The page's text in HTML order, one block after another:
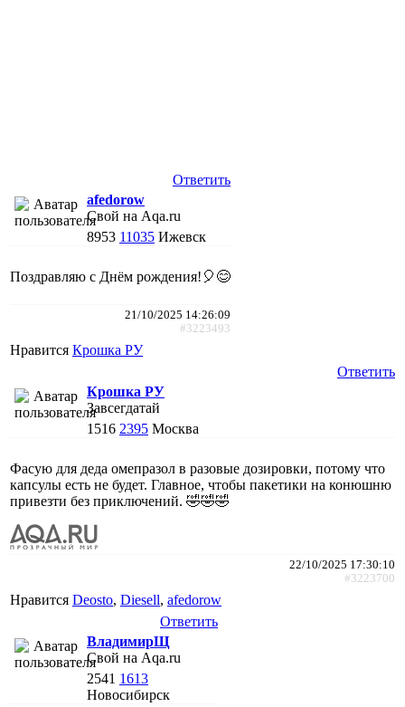
Ответить
afedorow
Свой на Aqa.ru
8953 11035 Ижевск
Поздравляю с Днём рождения!🎈😊
21/10/2025 14:26:09
#3223493
Нравится Крошка РУ
Ответить
Крошка РУ
Завсегдатай
1516 2395 Москва
Фасую для деда омепразол в разовые дозировки, потому что
капсулы есть не будет. Главное, чтобы пакетики на конюшню
привезти без приключений. 🤣🤣🤣
22/10/2025 17:30:10
#3223700
Нравится Deosto, Diesell, afedorow
Ответить
ВладимирЩ
Свой на Aqa.ru
2541 1613
Новосибирск